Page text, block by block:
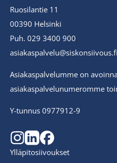
Ruosilantie 11
00390 Helsinki
Puh. 029 3400 900
asiakaspalvelu@siskonsiivous.fi
Asiakaspalvelumme on
asiakaspalvelunumeromme
Y-tunnus 0977912-9
Ylläpitosiivoukset